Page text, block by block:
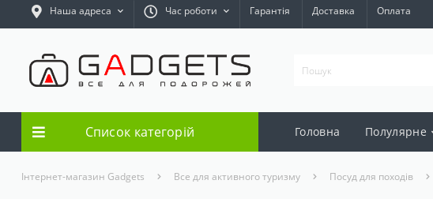
Наша адреса Час роботи Гарантія Доставка Оплата
Список категорій Головна Полулярне
Інтернет-магазин Gadgets Все для активного туризму Посуд для походів